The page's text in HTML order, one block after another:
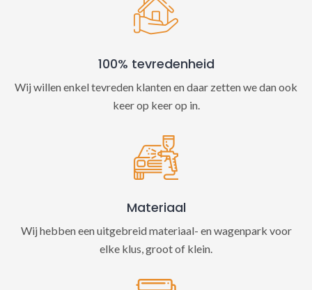
100% tevredenheid
Wij willen enkel tevreden klanten en daar zetten we dan ook
keer op keer op in.
Materiaal
Wij hebben een uitgebreid materiaal- en wagenpark voor
elke klus, groot of klein.